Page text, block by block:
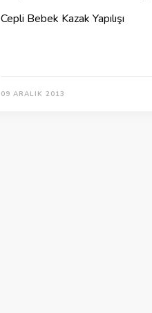
Cepli Bebek Kazak Yapılışı
09 ARALIK 2013